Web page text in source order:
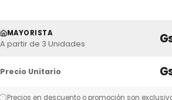
MAYORISTA
A partir de 3 Unidades
Precio Unitario
Precios en descuento o promoción son